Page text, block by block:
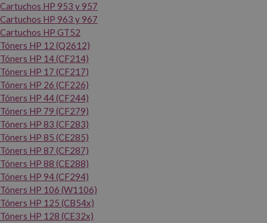
Cartuchos HP 953 y 957
Cartuchos HP 963 y 967
Cartuchos HP GT52
Tóners HP 12 (Q2612)
Tóners HP 14 (CF214)
Tóners HP 17 (CF217)
Tóners HP 26 (CF226)
Tóners HP 44 (CF244)
Tóners HP 79 (CF279)
Tóners HP 83 (CF283)
Tóners HP 85 (CE285)
Tóners HP 87 (CF287)
Tóners HP 88 (CE288)
Tóners HP 94 (CF294)
Tóners HP 106 (W1106)
Tóners HP 125 (CB54x)
Tóners HP 128 (CE32x)